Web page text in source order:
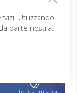
Utilizzando
parte nostra.